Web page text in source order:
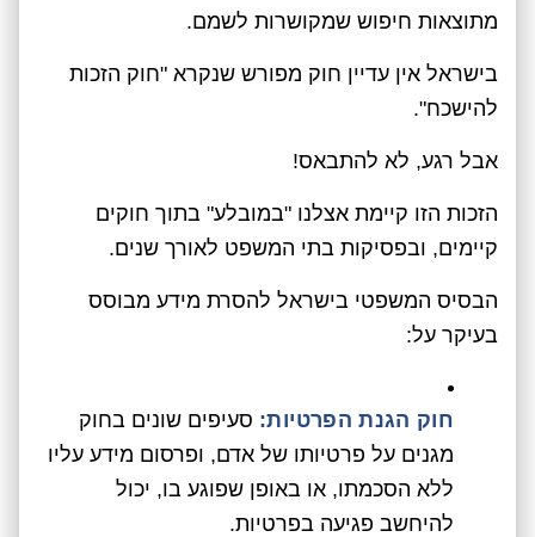
מתוצאות חיפוש שמקושרות לשמם.
בישראל אין עדיין חוק מפורש שנקרא "חוק הזכות
להישכח".
אבל רגע, לא להתבאס!
הזכות הזו קיימת אצלנו "במובלע" בתוך חוקים
קיימים, ובפסיקות בתי המשפט לאורך שנים.
הבסיס המשפטי בישראל להסרת מידע מבוסס
בעיקר על:
חוק הגנת הפרטיות: סעיפים שונים בחוק
מגנים על פרטיותו של אדם, ופרסום מידע עליו
ללא הסכמתו, או באופן שפוגע בו, יכול
להיחשב פגיעה בפרטיות.